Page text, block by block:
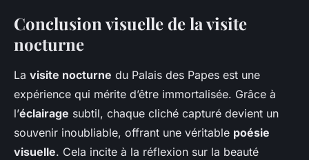
Conclusion visuelle de la visite
nocturne
La visite nocturne du Palais des Papes est une
expérience qui mérite d’être immortalisée. Grâce à
l’éclairage subtil, chaque cliché capturé devient un
souvenir inoubliable, offrant une véritable poésie
visuelle. Cela incite à la réflexion sur la beauté